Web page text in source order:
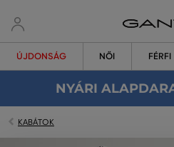
ÚJDONSÁG NŐI FÉRFI
NYÁRI
KABÁTOK